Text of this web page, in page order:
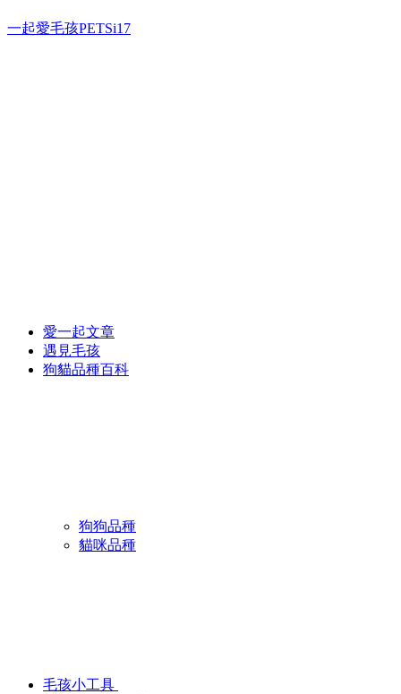
一起愛毛孩PETSi17
愛一起文章
遇見毛孩
狗貓品種百科
狗狗品種
貓咪品種
毛孩小工具